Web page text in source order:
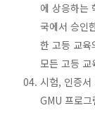
에 상응하는
국에서 승인
한 고등 교육
모든 고등 교
시험, 인증서
GMU 프로